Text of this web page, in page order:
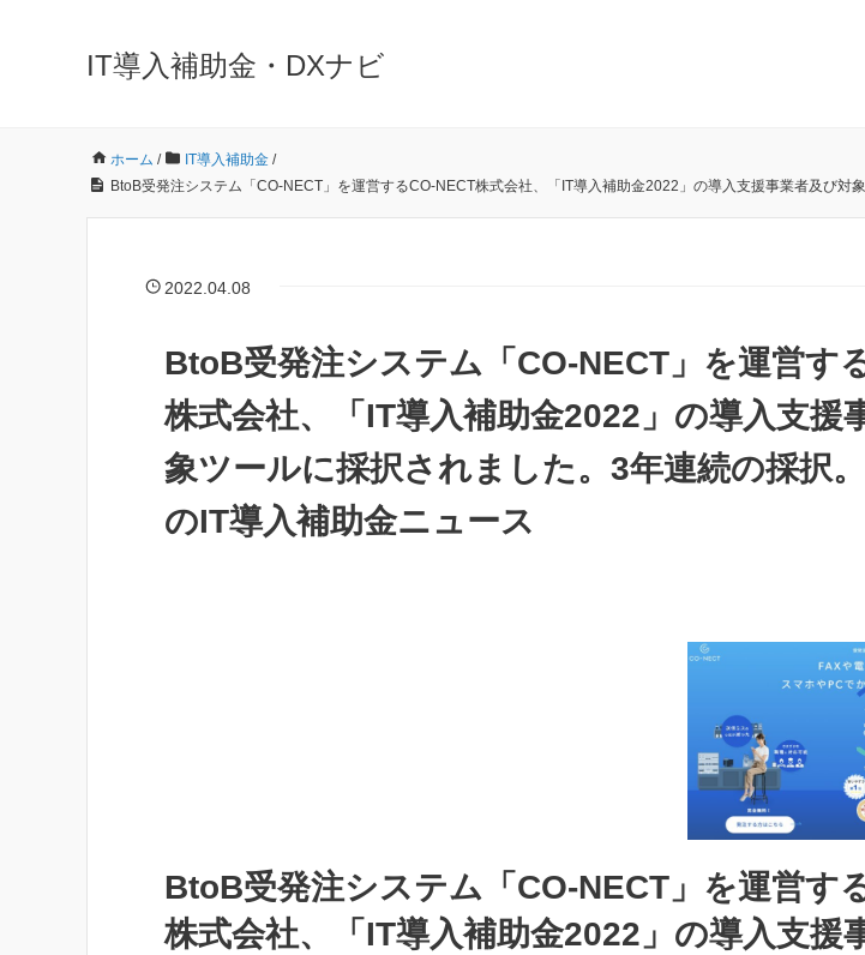
IT導入補助金・DXナビ
ホーム / IT導入補助金 /
​BtoB受発注システム「CO-NECT」を運営するCO-NECT株式会社、「IT導入補助金2022」の導入支援事業者及び
2022.04.08
​BtoB受発注システム「CO-NECT」を運営す
株式会社、「IT導入補助金2022」の導入支援
象ツールに採択されました。3年連続の採択
のIT導入補助金ニュース
​BtoB受発注システム「CO-NECT」を運営す
株式会社、「IT導入補助金2022」の導入支援